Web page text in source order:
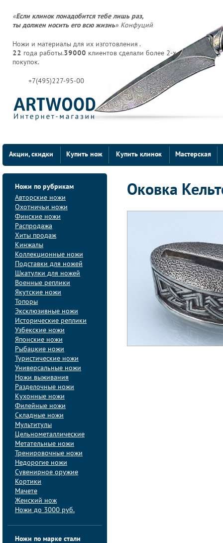
«Если клинок понадобится тебе лишь раз,
ты должен носить его всю жизнь» Конфуций
Ножи и материалы для их изготовления .
22 года работы.39000 клиентов сделали более 2-х
покупок.
+7(495)227-95-00
Акции, скидки Купить нож Купить клинок Мастерская
Ножи по рубрикам
Авторские ножи
Охотничьи ножи
Финские ножи
Распродажа
Хиты продаж
Кинжалы
Коллекционные ножи
Подставки для ножей
Шкатулки для ножей
Военные реплики
Якутские ножи
Топоры
Эксклюзивные ножи
Исторические реплики
Узбекские ножи
Японские ножи
Рыбацкие ножи
Туристические ножи
Универсальные ножи
Ножи выживания
Разделочные ножи
Кухонные ножи
Филейные ножи
Складные ножи
Мультитулы
Цельнометаллические
Метательные ножи
Тренировочные ножи
Недорогие ножи
Сувенирное оружие
Кортики
Мачете
Женский нож
Ножи до 3000 руб.
Ножи по марке стали
Оковка